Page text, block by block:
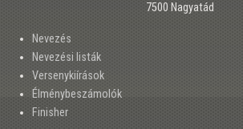
7500 Nagyatád
Nevezés
Nevezési listák
Versenykiírások
Élménybeszámolók
Finisher